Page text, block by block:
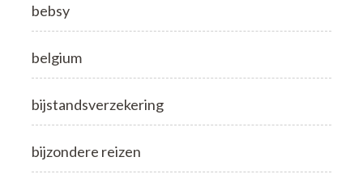
bebsy
belgium
bijstandsverzekering
bijzondere reizen